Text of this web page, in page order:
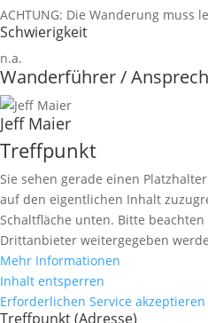
ACHTUNG: Die Wanderung muss
Schwierigkeit
n.a.
Wanderführer /
Jeff Maier
Treffpunkt
Sie sehen gerade einen
auf den eigentlichen Inhalt
Schaltfläche unten. Bitte beachten
Drittanbieter weitergegeben
Mehr Informationen
Inhalt entsperren
Erforderlichen Service
Treffpunkt (Adresse)